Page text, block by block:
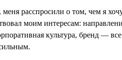
расспросили о том, чем я
моим интересам:
культура, бренд — все